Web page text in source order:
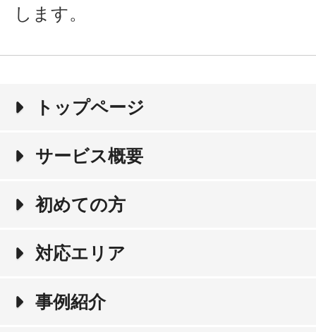
します。
トップページ
サービス概要
初めての方
対応エリア
事例紹介